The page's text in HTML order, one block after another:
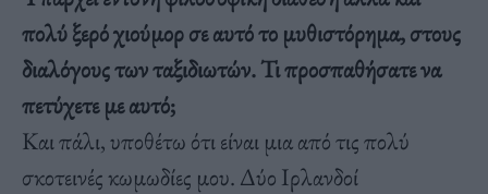
πολύ ξερό χιούμορ σε αυτό το μυθιστόρημα, στους
διαλόγους των ταξιδιωτών. Τι προσπαθήσατε να
πετύχετε με αυτό;
Και πάλι, υποθέτω ότι είναι μια από τις πολύ
σκοτεινές κωμωδίες μου. Δύο Ιρλανδοί